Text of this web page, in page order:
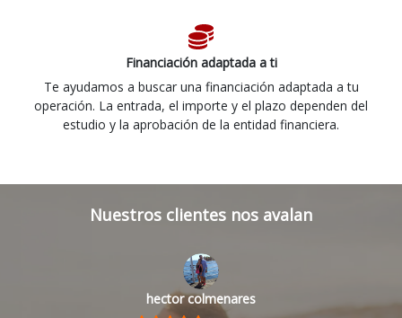
Financiación adaptada a ti
Te ayudamos a buscar una financiación adaptada a tu
operación. La entrada, el importe y el plazo dependen del
estudio y la aprobación de la entidad financiera.
Nuestros clientes nos avalan
hector colmenares